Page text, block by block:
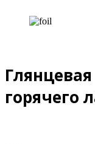
горячего